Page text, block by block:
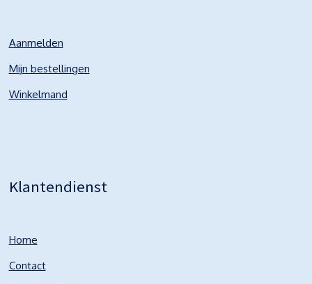
Aanmelden
Mijn bestellingen
Winkelmand
Klantendienst
Home
Contact